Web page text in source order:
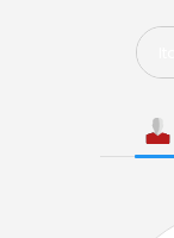
Tennis
Lo
I